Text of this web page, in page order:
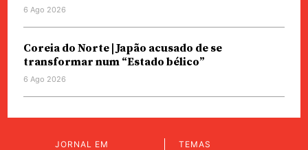
6 Ago 2026
Coreia do Norte | Japão acusado de se
transformar num “Estado bélico”
6 Ago 2026
JORNAL EM
TEMAS